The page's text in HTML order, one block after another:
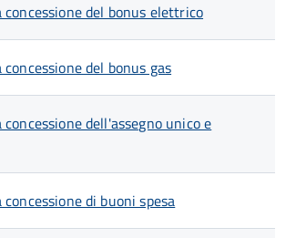
concessione del bonus elettrico
concessione del bonus gas
concessione dell'assegno unico e
concessione di buoni spesa